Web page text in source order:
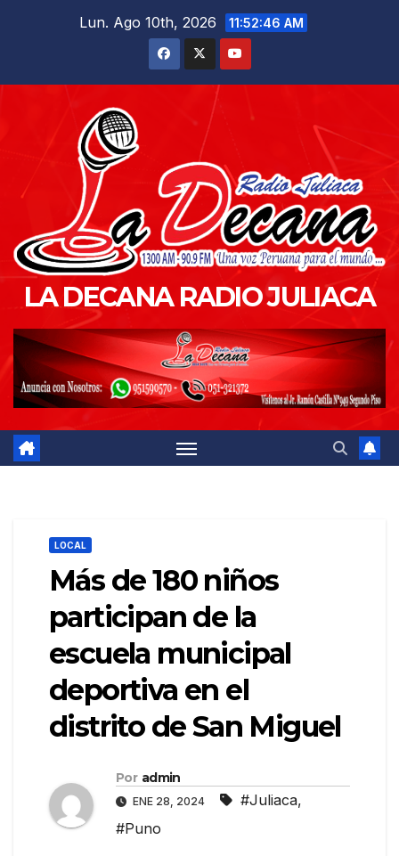
Lun. Ago 10th, 2026 11:52:47 AM
LA DECANA RADIO JULIACA
LOCAL
Más de 180 niños
participan de la
escuela municipal
deportiva en el
distrito de San Miguel
Por admin
ENE 28, 2024 #Juliaca,
#Puno